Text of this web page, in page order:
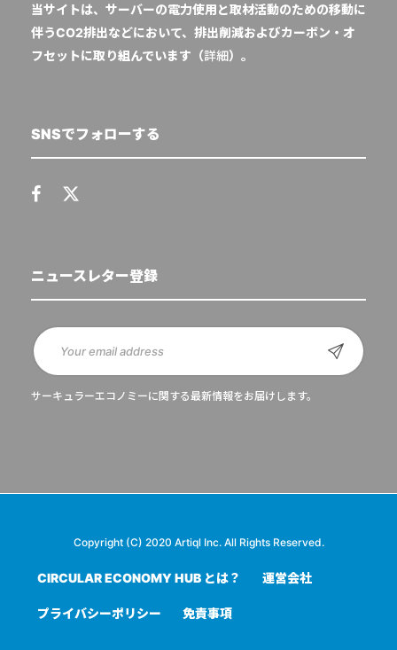
当サイトは、サーバーの電力使用と取材活動のための移動に
伴うCO2排出などにおいて、排出削減およびカーボン・オ
フセットに取り組んでいます（詳細）。
SNSでフォローする
ニュースレター登録
サーキュラーエコノミーに関する最新情報をお届けします。
Copyright (C) 2020 Artiql Inc. All Rights Reserved.
CIRCULAR ECONOMY HUB とは？ 運営会社
プライバシーポリシー 免責事項